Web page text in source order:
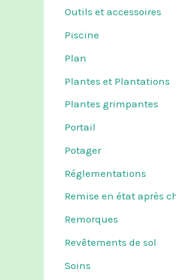
Outils et accessoires
Piscine
Plan
Plantes et Plantations
Plantes grimpantes
Portail
Potager
Réglementations
Remise en état après
Remorques
Revêtements de sol
Soins